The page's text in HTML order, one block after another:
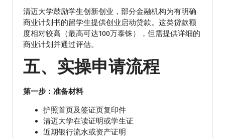
清迈大学鼓励学生创新创业，部分金融机构为有明确
商业计划书的留学生提供创业启动贷款。这类贷款额
度相对较高（最高可达100万泰铢），但需提供详细的
商业计划并通过评估。
五、实操申请流程
第一步：准备材料
护照首页及签证页复印件
清迈大学在读证明或学生证
近期银行流水或资产证明